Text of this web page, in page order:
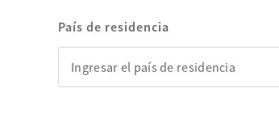
País de residencia